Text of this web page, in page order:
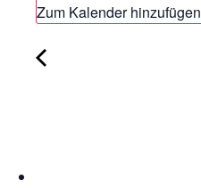
Zum Kalender hinzufügen